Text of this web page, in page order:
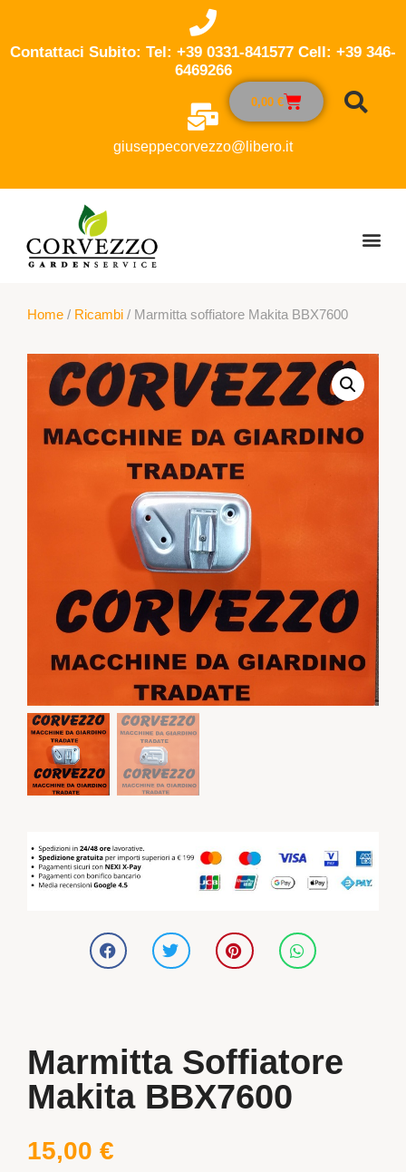
Contattaci Subito: Tel: +39 0331-841577 Cell: +39 346-
6469266
giuseppecorvezzo@libero.it
0,00 €
Home / Ricambi / Marmitta soffiatore Makita BBX7600
Marmitta Soffiatore
Makita BBX7600
15,00 €